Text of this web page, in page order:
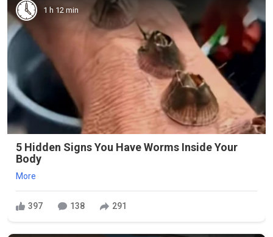
1 h 12 min
5 Hidden Signs You Have Worms Inside Your
Body
More
397 138 291